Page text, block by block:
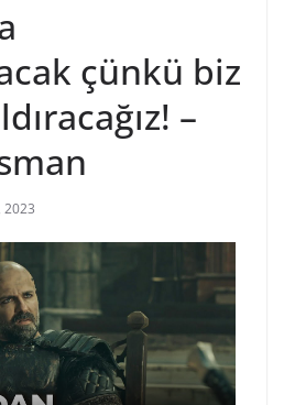
çünkü biz
–
2023